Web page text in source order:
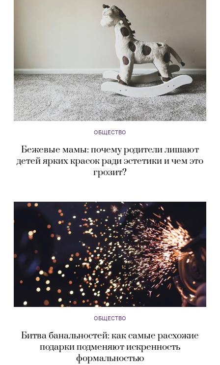
ОБЩЕСТВО
Бежевые мамы: почему родители лишают
детей ярких красок ради эстетики и чем это
грозит?
ОБЩЕСТВО
Битва банальностей: как самые расхожие
подарки подменяют искренность
формальностью